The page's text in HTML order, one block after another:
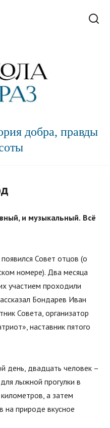
добра, правды
и музыкальный. Всё
Совет отцов (о
номере). Два месяца
участием проходили
Бондарев Иван
Совета, организатор
наставник пятого
день, двадцать человек –
лыжной прогулки в
а затем
на природе вкусное